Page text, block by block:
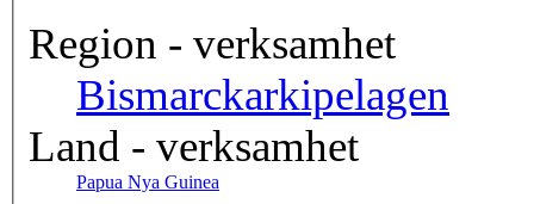
Region - verksamhet
Bismarckarkipelagen
Land - verksamhet
Papua Nya Guinea